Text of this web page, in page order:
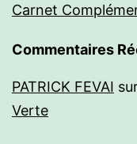
Carnet
Commentaires
PATRICK FEVAI
Verte